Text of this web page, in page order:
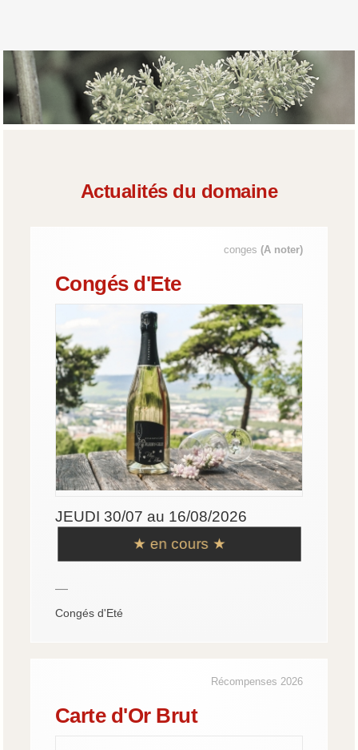
Actualités du domaine
conges(A noter)
Congés d'Ete
JEUDI 30/07 au 16/08/2026
★ en cours ★
—
Congés d'Eté
Récompenses 2026
Carte d'Or Brut